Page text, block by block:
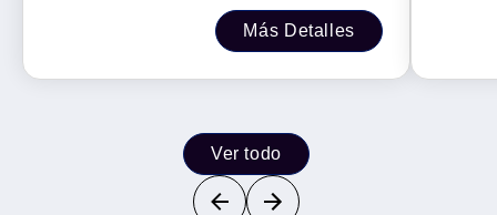
PROPORCIONAR CONEXIONES MÁS
Más Detalles
Ver todo